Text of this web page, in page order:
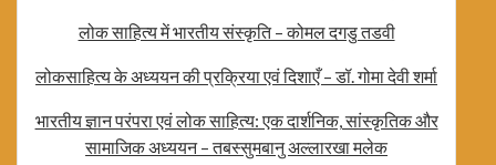
लोक साहित्य में भारतीय संस्कृति – कोमल दगडु तडवी
लोकसाहित्य के अध्ययन की प्रक्रिया एवं दिशाएँ – डॉ. गोमा देवी शर्मा
भारतीय ज्ञान परंपरा एवं लोक साहित्य: एक दार्शनिक, सांस्कृतिक और
सामाजिक अध्ययन – तबस्सुमबानु अल्लारखा मलेक